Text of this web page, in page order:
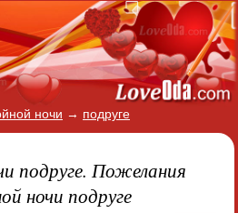
ночи → подруге
подруге. Пожелания
ночи подруге